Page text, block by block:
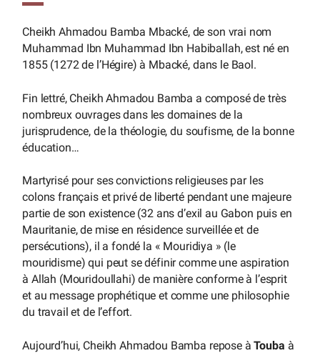
Cheikh Ahmadou Bamba Mbacké, de son vrai nom
Muhammad Ibn Muhammad Ibn Habiballah, est né en
1855 (1272 de l’Hégire) à Mbacké, dans le Baol.
Fin lettré, Cheikh Ahmadou Bamba a composé de très
nombreux ouvrages dans les domaines de la
jurisprudence, de la théologie, du soufisme, de la bonne
éducation…
Martyrisé pour ses convictions religieuses par les
colons français et privé de liberté pendant une majeure
partie de son existence (32 ans d’exil au Gabon puis en
Mauritanie, de mise en résidence surveillée et de
persécutions), il a fondé la « Mouridiya » (le
mouridisme) qui peut se définir comme une aspiration
à Allah (Mouridoullahi) de manière conforme à l’esprit
et au message prophétique et comme une philosophie
du travail et de l’effort.
Aujourd’hui, Cheikh Ahmadou Bamba repose àTouba à